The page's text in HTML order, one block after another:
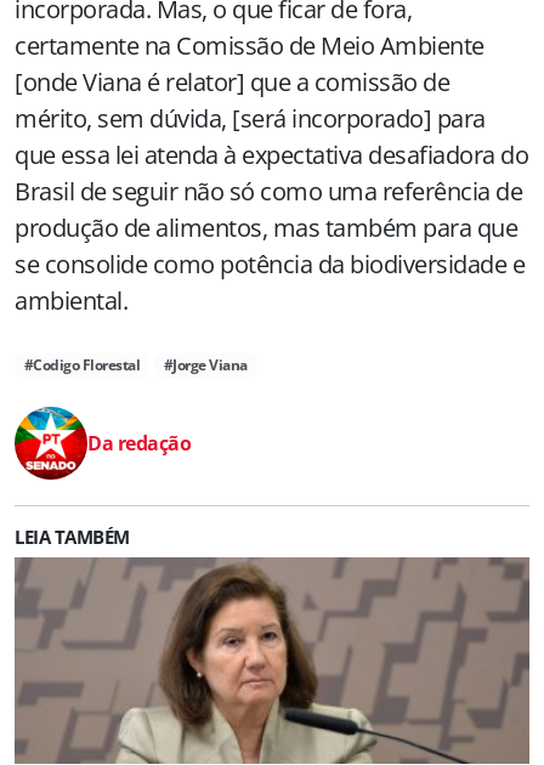
incorporada. Mas, o que ficar de fora,
certamente na Comissão de Meio Ambiente
[onde Viana é relator] que a comissão de
mérito, sem dúvida, [será incorporado] para
que essa lei atenda à expectativa desafiadora do
Brasil de seguir não só como uma referência de
produção de alimentos, mas também para que
se consolide como potência da biodiversidade e
ambiental.
#Codigo Florestal #Jorge Viana
Da redação
LEIA TAMBÉM